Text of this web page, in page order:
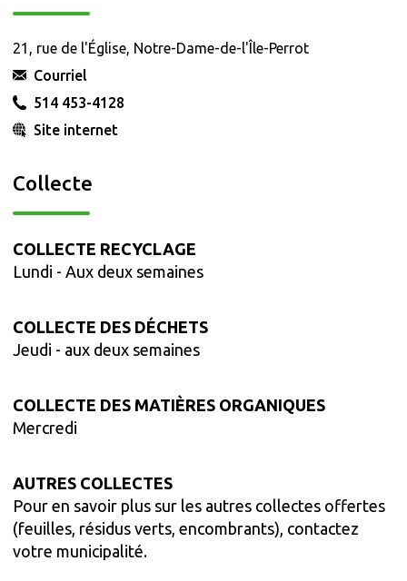
21, rue de l'Église, Notre-Dame-de-l'Île-Perrot
Courriel
514 453-4128
Site internet
Collecte
COLLECTE RECYCLAGE
Lundi - Aux deux semaines
COLLECTE DES DÉCHETS
Jeudi - aux deux semaines
COLLECTE DES MATIÈRES ORGANIQUES
Mercredi
AUTRES COLLECTES
Pour en savoir plus sur les autres collectes offertes
(feuilles, résidus verts, encombrants), contactez
votre municipalité.